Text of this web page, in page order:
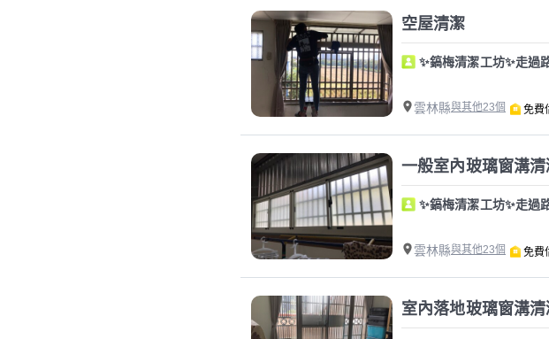
空屋清潔
✨鎬梅清潔工坊✨走過
雲林縣與其他23個 免費
一般室內玻璃窗溝
✨鎬梅清潔工坊✨走過
雲林縣與其他23個 免費
室內落地玻璃窗溝